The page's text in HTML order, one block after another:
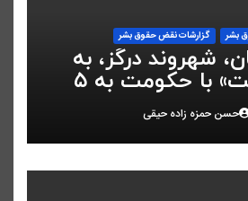
بشر گزارشات نقض حقوق بشر
شهروند درگز، به
دلیل «مخالفت» با حکومت به ۵
شد
حسن حمزه زاده حیقی